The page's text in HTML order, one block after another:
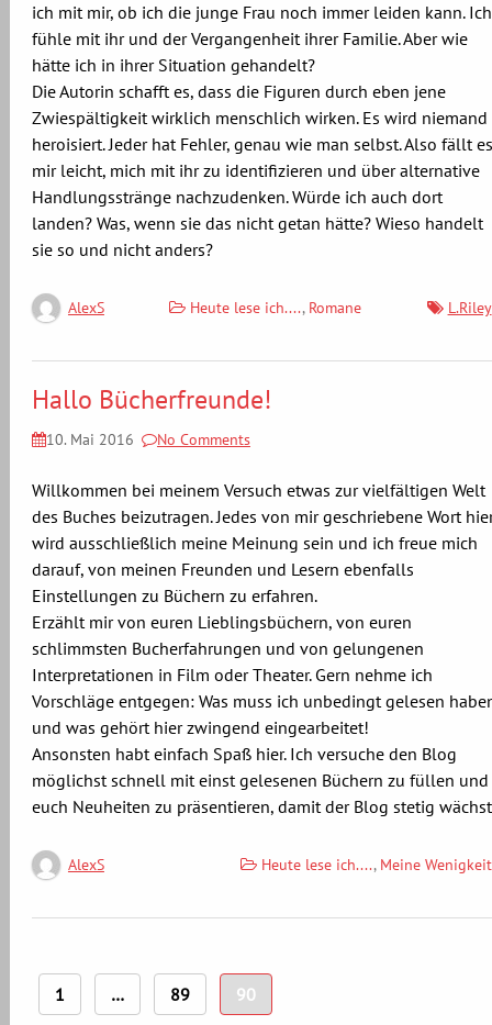
ich mit mir, ob ich die junge Frau noch immer leiden kann. Ich
fühle mit ihr und der Vergangenheit ihrer Familie. Aber wie
hätte ich in ihrer Situation gehandelt?
Die Autorin schafft es, dass die Figuren durch eben jene
Zwiespältigkeit wirklich menschlich wirken. Es wird niemand
heroisiert. Jeder hat Fehler, genau wie man selbst. Also fällt es
mir leicht, mich mit ihr zu identifizieren und über alternative
Handlungsstränge nachzudenken. Würde ich auch dort
landen? Was, wenn sie das nicht getan hätte? Wieso handelt
sie so und nicht anders?
AlexS Heute lese ich...., Romane L.Riley
Hallo Bücherfreunde!
10. Mai 2016 No Comments
Willkommen bei meinem Versuch etwas zur vielfältigen Welt
des Buches beizutragen. Jedes von mir geschriebene Wort
wird ausschließlich meine Meinung sein und ich freue mich
darauf, von meinen Freunden und Lesern ebenfalls
Einstellungen zu Büchern zu erfahren.
Erzählt mir von euren Lieblingsbüchern, von euren
schlimmsten Bucherfahrungen und von gelungenen
Interpretationen in Film oder Theater. Gern nehme ich
Vorschläge entgegen: Was muss ich unbedingt gelesen
und was gehört hier zwingend eingearbeitet!
Ansonsten habt einfach Spaß hier. Ich versuche den Blog
möglichst schnell mit einst gelesenen Büchern zu füllen und
euch Neuheiten zu präsentieren, damit der Blog stetig
AlexS Heute lese ich...., Meine Wenigkeit
Seitennummerierung
der
1 … 89 90